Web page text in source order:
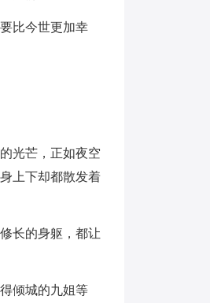
比今世更加幸
光芒，正如夜空
上下却都散发着
长的身躯，都让
倾城的九姐等